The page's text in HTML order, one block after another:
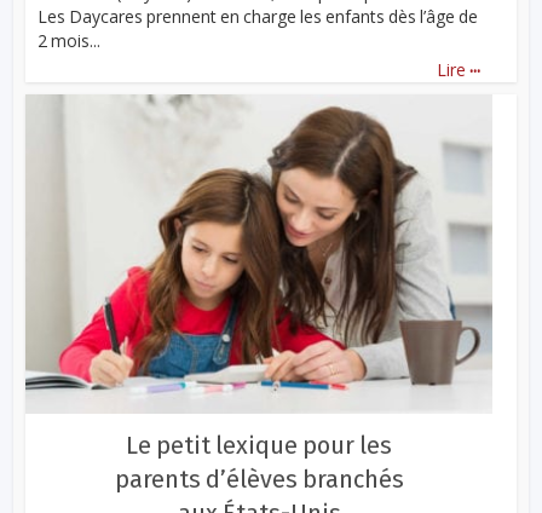
Les Daycares prennent en charge les enfants dès l’âge de
2 mois...
Lire ...
Le petit lexique pour les
parents d’élèves branchés